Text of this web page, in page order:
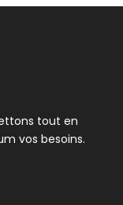
tout en
vos besoins.